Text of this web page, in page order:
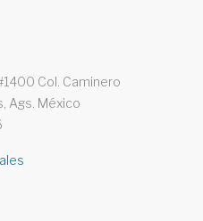
Col. Caminero
Ags. México